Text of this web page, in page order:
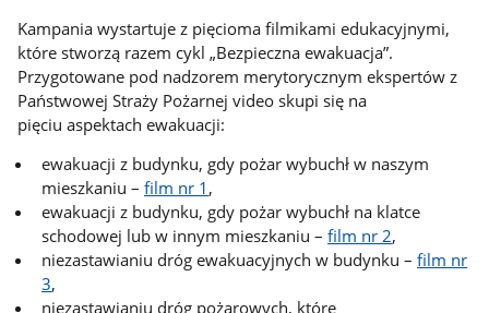
Kampania wystartuje z pięcioma filmikami edukacyjnymi,
które stworzą razem cykl „Bezpieczna ewakuacja”.
Przygotowane pod nadzorem merytorycznym ekspertów z
Państwowej Straży Pożarnej video skupi się na
pięciu aspektach ewakuacji:
ewakuacji z budynku, gdy pożar wybuchł w naszym
mieszkaniu –film nr 1 ,
ewakuacji z budynku, gdy pożar wybuchł na klatce
schodowej lub w innym mieszkaniu –film nr 2,
niezastawianiu dróg ewakuacyjnych w budynku –film nr
3,
niezastawianiu dróg pożarowych, które